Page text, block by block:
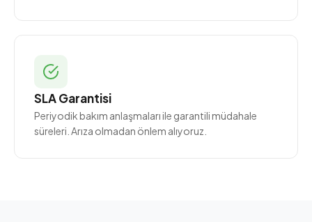
SLA Garantisi
Periyodik bakım anlaşmaları ile garantili müdahale
süreleri. Arıza olmadan önlem alıyoruz.